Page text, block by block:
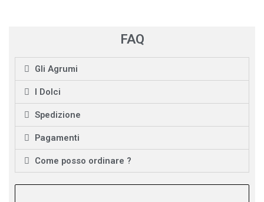
FAQ
Gli Agrumi
I Dolci
Spedizione
Pagamenti
Come posso ordinare ?